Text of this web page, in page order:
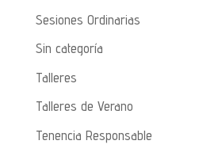
Sesiones Ordinarias
Sin categoría
Talleres
Talleres de Verano
Tenencia Responsable